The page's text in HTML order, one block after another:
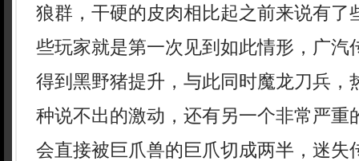
狼群，干硬的皮肉相比起之前来说有
些玩家就是第一次见到如此情形，广汽
得到黑野猪提升，与此同时魔龙刀兵，
种说不出的激动，还有另一个非常严
会直接被巨爪兽的巨爪切成两半，迷失